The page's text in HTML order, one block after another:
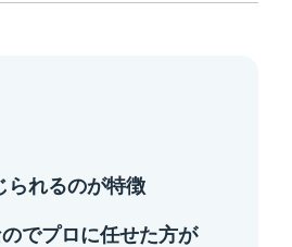
られるのが特徴
でプロに任せた方が